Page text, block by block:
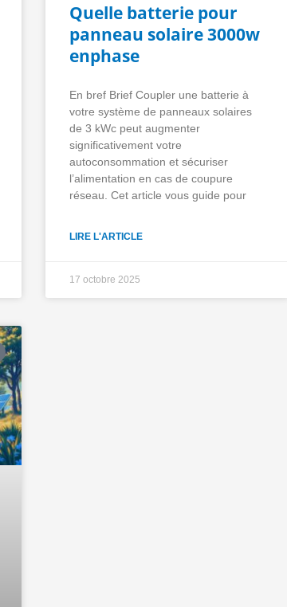
Quelle batterie pour
panneau solaire 3000w
enphase
En bref Brief Coupler une batterie à
votre système de panneaux solaires
de 3 kWc peut augmenter
significativement votre
autoconsommation et sécuriser
l’alimentation en cas de coupure
réseau. Cet article vous guide pour
LIRE L'ARTICLE
17 octobre 2025